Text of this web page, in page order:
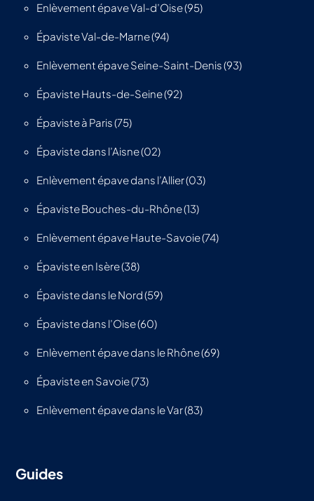
Enlèvement épave Val-d’Oise (95)
Épaviste Val-de-Marne (94)
Enlèvement épave Seine-Saint-Denis (93)
Épaviste Hauts-de-Seine (92)
Épaviste à Paris (75)
Épaviste dans l’Aisne (02)
Enlèvement épave dans l’Allier (03)
Épaviste Bouches-du-Rhône (13)
Enlèvement épave Haute-Savoie (74)
Épaviste en Isère (38)
Épaviste dans le Nord (59)
Épaviste dans l’Oise (60)
Enlèvement épave dans le Rhône (69)
Épaviste en Savoie (73)
Enlèvement épave dans le Var (83)
Guides